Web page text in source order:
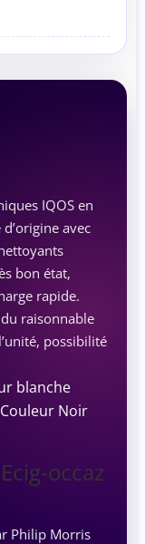
IQOS en
avec
bon état,
rapide.
raisonnable
possibilité
blanche
Noir
occaz
Philip Morris